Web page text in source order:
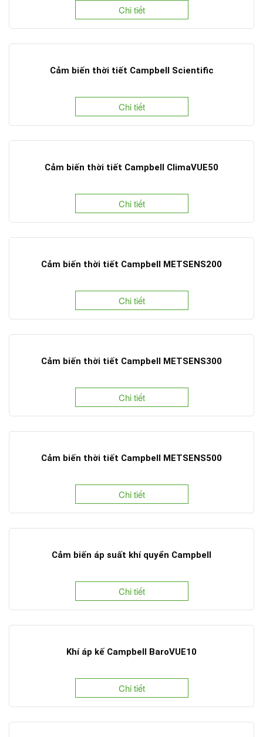
Chi tiết
Cảm biến thời tiết Campbell Scientific
Chi tiết
Cảm biến thời tiết Campbell ClimaVUE50
Chi tiết
Cảm biến thời tiết Campbell METSENS200
Chi tiết
Cảm biến thời tiết Campbell METSENS300
Chi tiết
Cảm biến thời tiết Campbell METSENS500
Chi tiết
Cảm biến áp suất khí quyển Campbell
Chi tiết
Khí áp kế Campbell BaroVUE10
Chi tiết